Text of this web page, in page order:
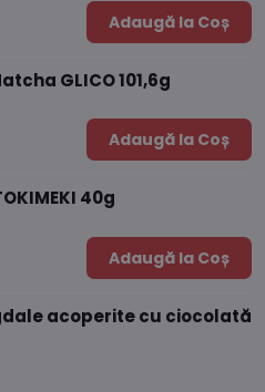
Adaugă la Coș
GLICO 101,6g
Adaugă la Coș
40g
Adaugă la Coș
acoperite cu ciocolată